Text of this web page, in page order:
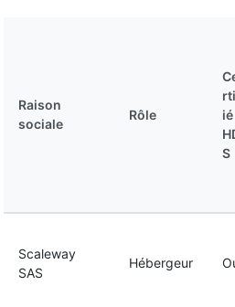
Raison
sociale
Rôle
ié
S
Scaleway
SAS
Hébergeur